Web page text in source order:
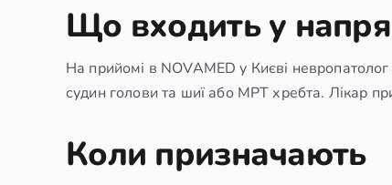
Що входить у
На прийомі в NOVAMED у Києві
судин голови та шиї або МРТ хребта. Лікар
Коли призначають